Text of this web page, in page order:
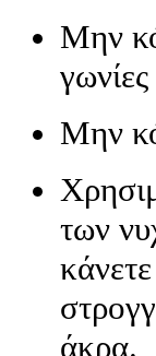
Μην
Μην
των
άκρα.